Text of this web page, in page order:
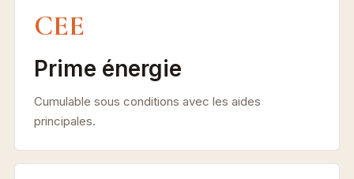
CEE
Prime énergie
Cumulable sous conditions avec les aides
principales.